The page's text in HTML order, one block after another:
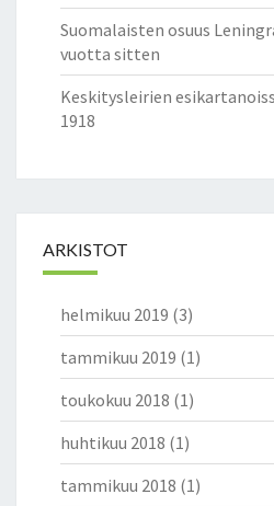
S
T
P
K
L
E
T
Suomalaisten osuus
vuotta sitten
Keskitysleirien
1918
ARKISTOT
helmikuu 2019 (3)
tammikuu 2019 (1)
toukokuu 2018 (1)
huhtikuu 2018 (1)
tammikuu 2018 (1)